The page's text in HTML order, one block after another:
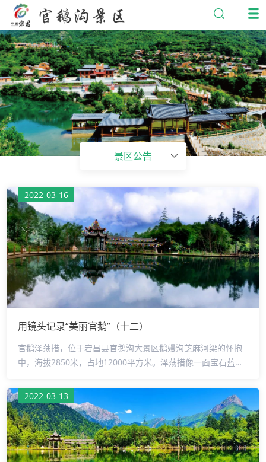
景区公告
用镜头记录“美丽官鹅”（十二）
官鹅泽荡措，位于宕昌县官鹅沟大景区鹅嫚沟芝麻河梁的怀抱
中，海拔2850米，占地12000平方米。泽荡措像一面宝石蓝的
染。行走在湖畔迂回曲折的木栈道和长廊上，眼前是宛如仙境
的童话世界，初秋的泽荡湖，如梦似幻，引人遐思，令人陶
醉。摄影：豆艳芹监制：罗少鹏审核：侯军编辑：马艳芳
2022-03-16
2022-03-13